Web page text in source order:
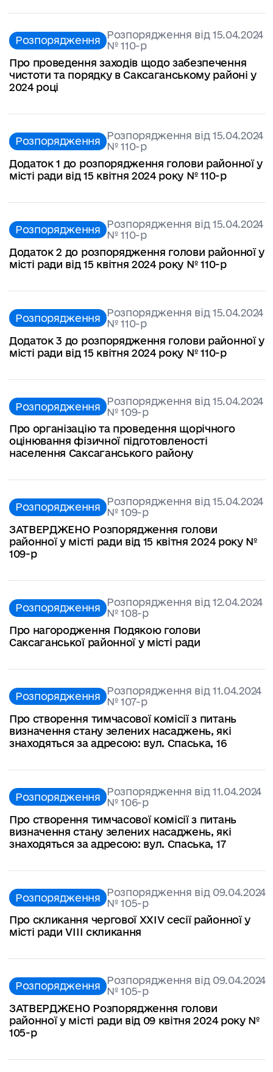
Розпорядження Розпорядження від 15.04.2024
№ 110-р
Про проведення заходів щодо забезпечення
чистоти та порядку в Саксаганському районі у
2024 році
Розпорядження Розпорядження від 15.04.2024
№ 110-р
Додаток 1 до розпорядження голови районної у
місті ради від 15 квітня 2024 року № 110-р
Розпорядження Розпорядження від 15.04.2024
№ 110-р
Додаток 2 до розпорядження голови районної у
місті ради від 15 квітня 2024 року № 110-р
Розпорядження Розпорядження від 15.04.2024
№ 110-р
Додаток 3 до розпорядження голови районної у
місті ради від 15 квітня 2024 року № 110-р
Розпорядження Розпорядження від 15.04.2024
№ 109-р
Про організацію та проведення щорічного
оцінювання фізичної підготовленості
населення Саксаганського району
Розпорядження Розпорядження від 15.04.2024
№ 109-р
ЗАТВЕРДЖЕНО Розпорядження голови
районної у місті ради від 15 квітня 2024 року №
109-р
Розпорядження Розпорядження від 12.04.2024
№ 108-р
Про нагородження Подякою голови
Саксаганської районної у місті ради
Розпорядження Розпорядження від 11.04.2024
№ 107-р
Про створення тимчасової комісії з питань
визначення стану зелених насаджень, які
знаходяться за адресою: вул. Спаська, 16
Розпорядження Розпорядження від 11.04.2024
№ 106-р
Про створення тимчасової комісії з питань
визначення стану зелених насаджень, які
знаходяться за адресою: вул. Спаська, 17
Розпорядження Розпорядження від 09.04.2024
№ 105-р
Про скликання чергової ХXІV сесії районної у
місті ради VІІІ скликання
Розпорядження Розпорядження від 09.04.2024
№ 105-р
ЗАТВЕРДЖЕНО Розпорядження голови
районної у місті ради від 09 квітня 2024 року №
105-р